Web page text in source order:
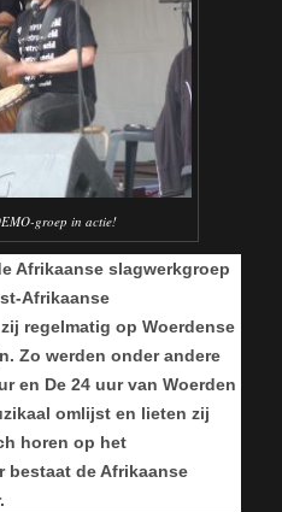
groep in actie!
Afrikaanse slagwerkgroep
Afrikaanse
regelmatig op Woerdense
Zo werden onder andere
en De 24 uur van Woerden
omlijst en lieten zij
horen op het
bestaat de Afrikaanse